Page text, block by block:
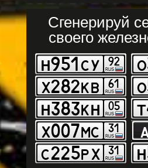
Сгенерируй
своего